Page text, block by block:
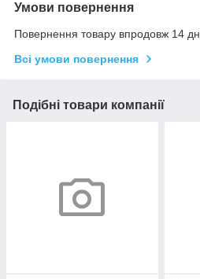
Умови повернення
Повернення товару впродовж 14
Всі умови повернення
Подібні товари компанії